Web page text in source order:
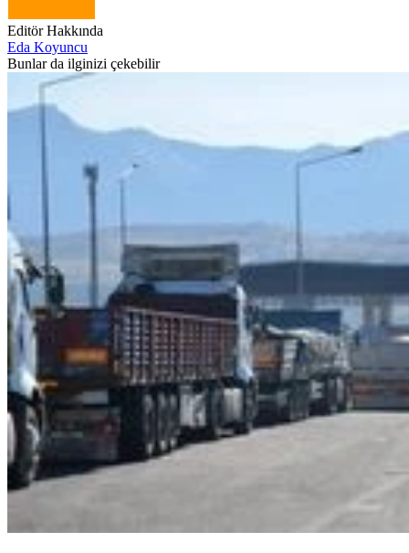
Editör Hakkında
Eda Koyuncu
Bunlar da ilginizi çekebilir